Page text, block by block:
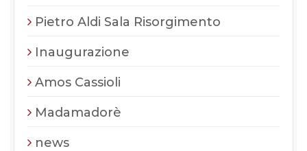
Pietro Aldi Sala Risorgimento
Inaugurazione
Amos Cassioli
Madamadorè
news